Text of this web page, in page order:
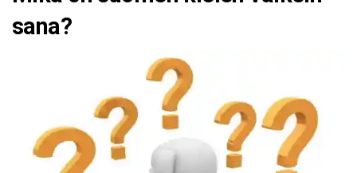
sana?